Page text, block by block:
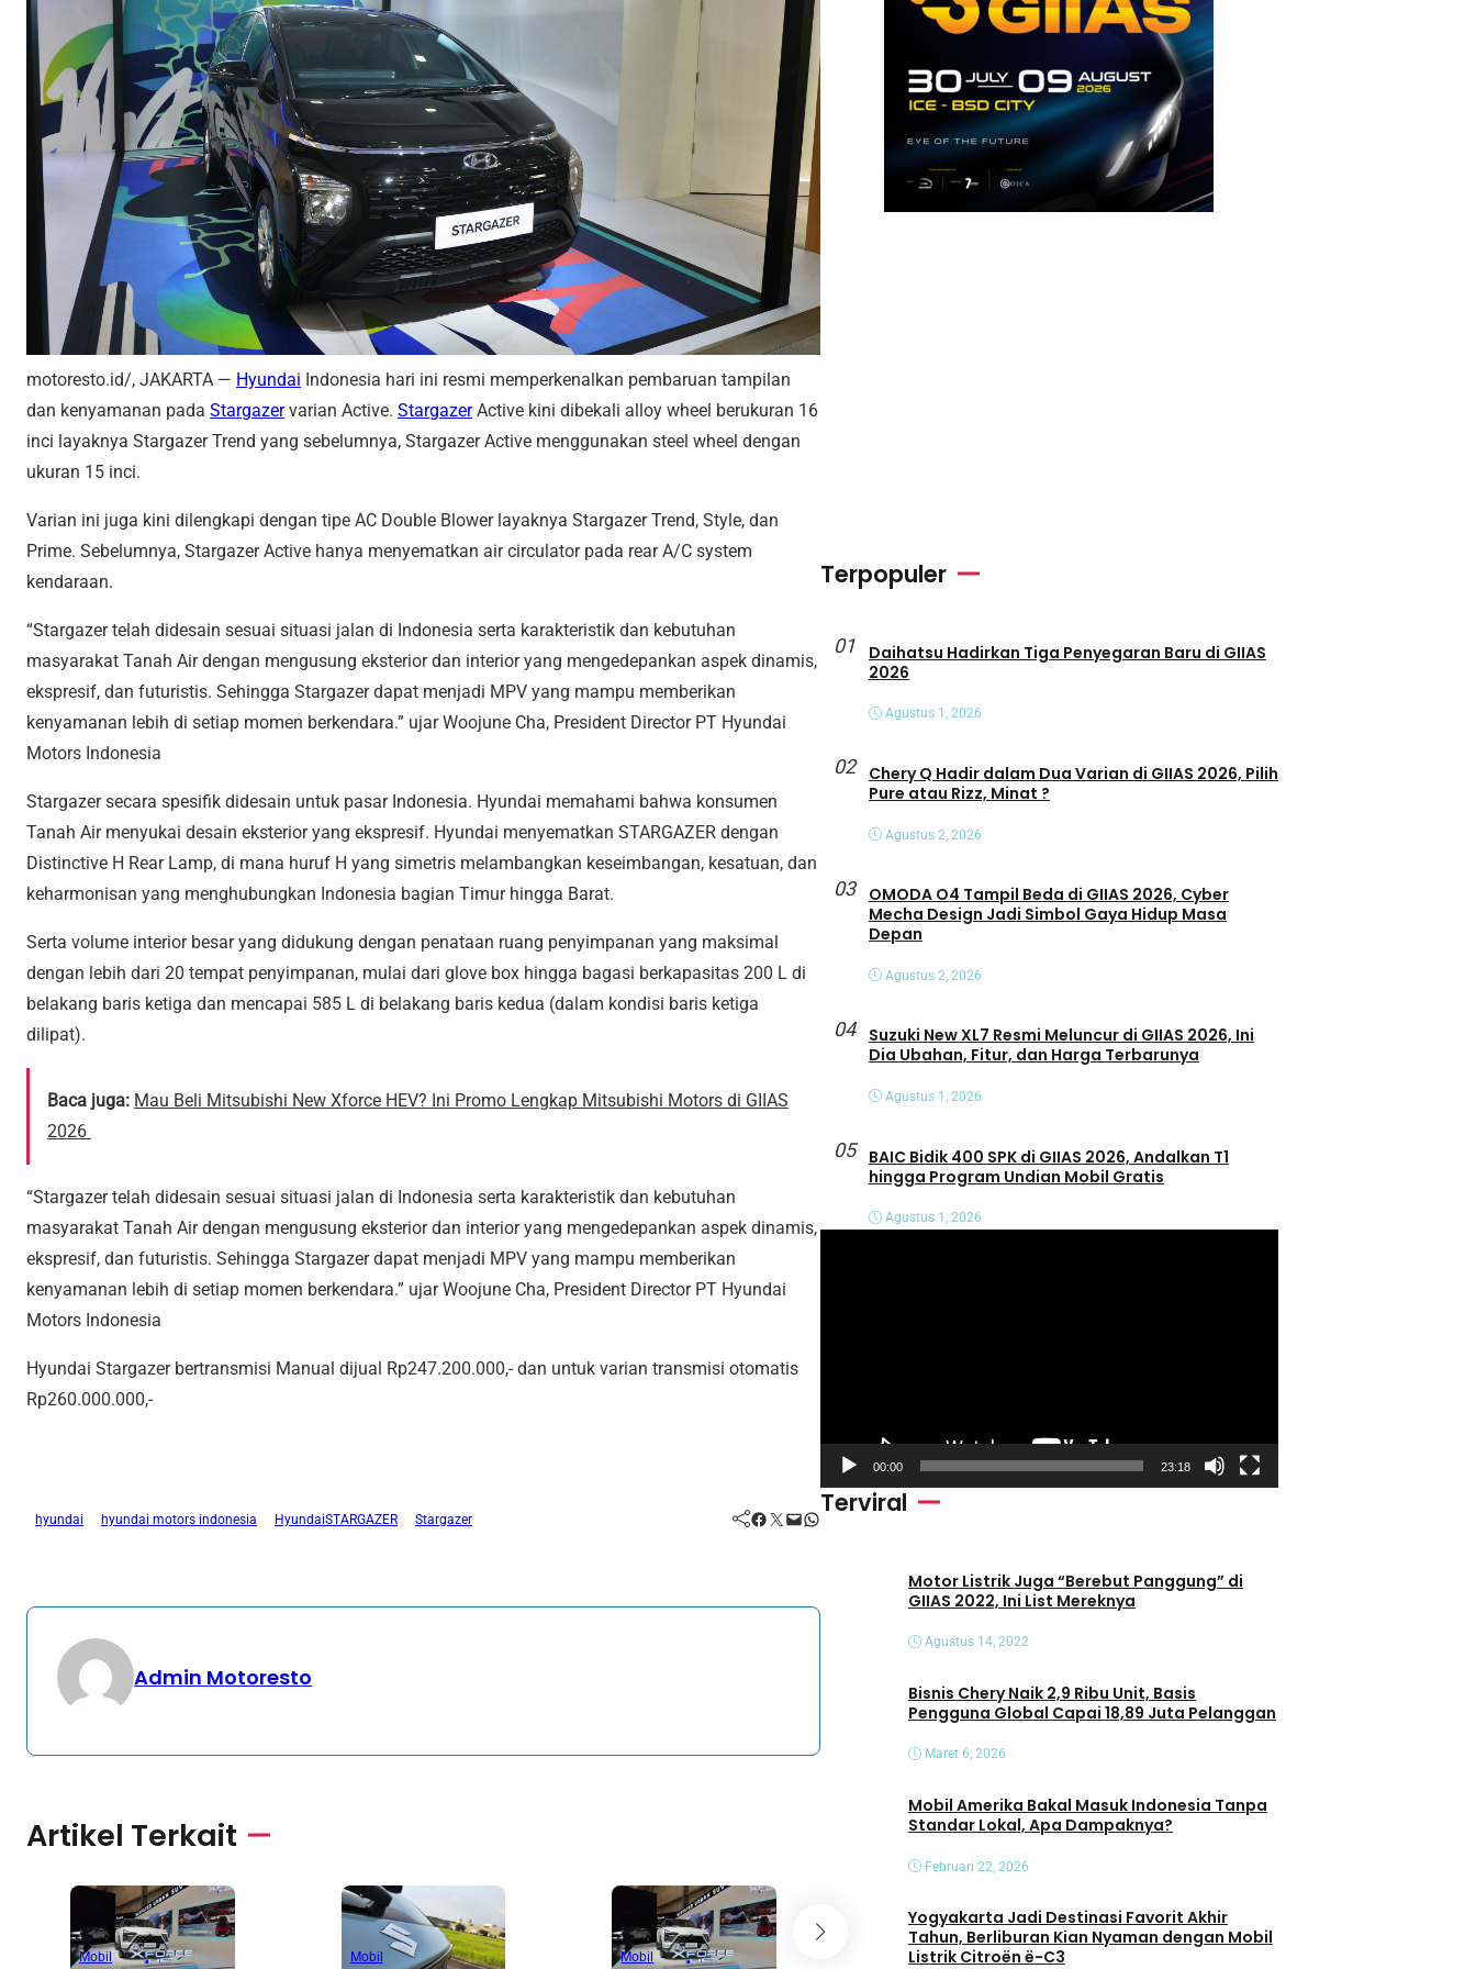
motoresto.id/, JAKARTA — Hyundai Indonesia hari ini resmi memperkenalkan pembaruan tampilan
dan kenyamanan pada Stargazervarian Active. StargazerActive kini dibekali alloy wheel berukuran 16
inci layaknya Stargazer Trend yang sebelumnya, Stargazer Active menggunakan steel wheel dengan
ukuran 15 inci.
Varian ini juga kini dilengkapi dengan tipe AC Double Blower layaknya Stargazer Trend, Style, dan
Prime. Sebelumnya, Stargazer Active hanya menyematkan air circulator pada rear A/C system
kendaraan.
“Stargazer telah didesain sesuai situasi jalan di Indonesia serta karakteristik dan kebutuhan
masyarakat Tanah Air dengan mengusung eksterior dan interior yang mengedepankan aspek dinamis,
ekspresif, dan futuristis. Sehingga Stargazer dapat menjadi MPV yang mampu memberikan
kenyamanan lebih di setiap momen berkendara.” ujar Woojune Cha, President Director PT Hyundai
Motors Indonesia
Stargazer secara spesifik didesain untuk pasar Indonesia. Hyundai memahami bahwa konsumen
Tanah Air menyukai desain eksterior yang ekspresif. Hyundai menyematkan STARGAZER dengan
Distinctive H Rear Lamp, di mana huruf H yang simetris melambangkan keseimbangan, kesatuan, dan
keharmonisan yang menghubungkan Indonesia bagian Timur hingga Barat.
Serta volume interior besar yang didukung dengan penataan ruang penyimpanan yang maksimal
dengan lebih dari 20 tempat penyimpanan, mulai dari glove box hingga bagasi berkapasitas 200 L di
belakang baris ketiga dan mencapai 585 L di belakang baris kedua (dalam kondisi baris ketiga
dilipat).
Baca juga: Mau Beli Mitsubishi New Xforce HEV? Ini Promo Lengkap Mitsubishi Motors di GIIAS
2026
“Stargazer telah didesain sesuai situasi jalan di Indonesia serta karakteristik dan kebutuhan
masyarakat Tanah Air dengan mengusung eksterior dan interior yang mengedepankan aspek dinamis,
ekspresif, dan futuristis. Sehingga Stargazer dapat menjadi MPV yang mampu memberikan
kenyamanan lebih di setiap momen berkendara.” ujar Woojune Cha, President Director PT Hyundai
Motors Indonesia
Hyundai Stargazer bertransmisi Manual dijual Rp247.200.000,- dan untuk varian transmisi otomatis
Rp260.000.000,-
hyundai hyundai motors indonesia HyundaiSTARGAZER Stargazer Facebook Twitter Mail WhatsApp
Admin Motoresto
Artikel Terkait
Mobil Mobil Mobil
Mobil
Terpopuler
01
Daihatsu Hadirkan Tiga Penyegaran Baru di GIIAS
2026
Agustus 1, 2026
02
Chery Q Hadir dalam Dua Varian di GIIAS 2026, Pilih
Pure atau Rizz, Minat ?
Agustus 2, 2026
03
OMODA O4 Tampil Beda di GIIAS 2026, Cyber
Mecha Design Jadi Simbol Gaya Hidup Masa
Depan
Agustus 2, 2026
04
Suzuki New XL7 Resmi Meluncur di GIIAS 2026, Ini
Dia Ubahan, Fitur, dan Harga Terbarunya
Agustus 1, 2026
05
BAIC Bidik 400 SPK di GIIAS 2026, Andalkan T1
hingga Program Undian Mobil Gratis
Agustus 1, 2026
i
d
00:00 23:18
Terviral
Motor Listrik Juga “Berebut Panggung” di
GIIAS 2022, Ini List Mereknya
Agustus 14, 2022
Bisnis Chery Naik 2,9 Ribu Unit, Basis
Pengguna Global Capai 18,89 Juta Pelanggan
Maret 6, 2026
Mobil Amerika Bakal Masuk Indonesia Tanpa
Standar Lokal, Apa Dampaknya?
Februari 22, 2026
Yogyakarta Jadi Destinasi Favorit Akhir
Tahun, Berliburan Kian Nyaman dengan Mobil
Listrik Citroën ë-C3